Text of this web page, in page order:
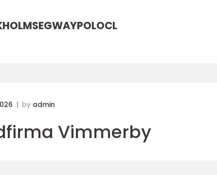
by admin
Vimmerby